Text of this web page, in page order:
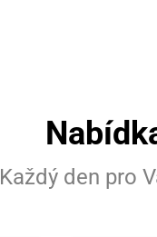
Každý den pro